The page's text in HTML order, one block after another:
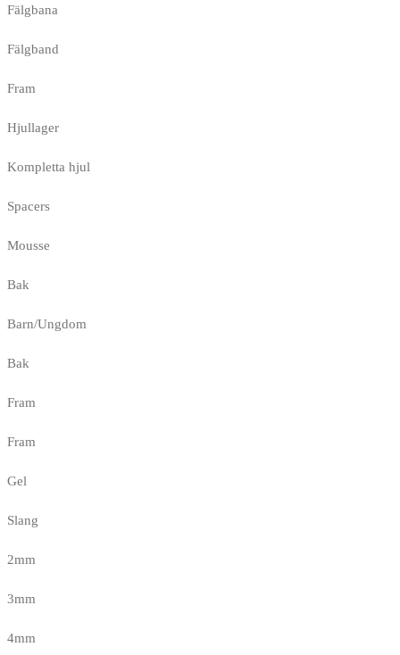
Fälgbana
Fälgband
Fram
Hjullager
Kompletta hjul
Spacers
Mousse
Bak
Barn/Ungdom
Bak
Fram
Fram
Gel
Slang
2mm
3mm
4mm